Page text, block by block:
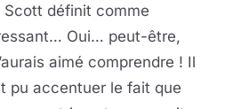
Scott définit comme
Oui… peut-être,
aimé comprendre ! Il
pu accentuer le fait que